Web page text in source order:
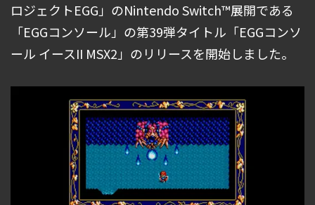
ロジェクトEGG」のNintendo Switch™展開である
「EGGコンソール」の第39弾タイトル「EGGコンソ
ール イースII MSX2」のリリースを開始しました。